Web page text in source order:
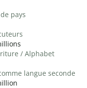
pays
/ Alphabet
langue seconde